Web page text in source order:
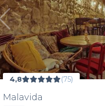
4,8 (75)
Malavida